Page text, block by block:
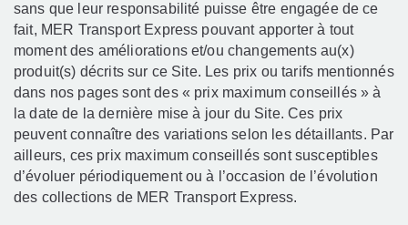
sans que leur responsabilité puisse être engagée de ce
fait, MER Transport Express pouvant apporter à tout
moment des améliorations et/ou changements au(x)
produit(s) décrits sur ce Site. Les prix ou tarifs mentionnés
dans nos pages sont des « prix maximum conseillés » à
la date de la dernière mise à jour du Site. Ces prix
peuvent connaître des variations selon les détaillants. Par
ailleurs, ces prix maximum conseillés sont susceptibles
d’évoluer périodiquement ou à l’occasion de l’évolution
des collections de MER Transport Express.